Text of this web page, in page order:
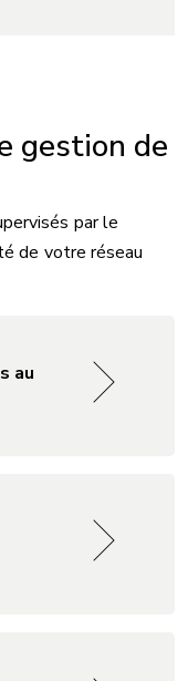
gestion de
par le
de votre réseau
au